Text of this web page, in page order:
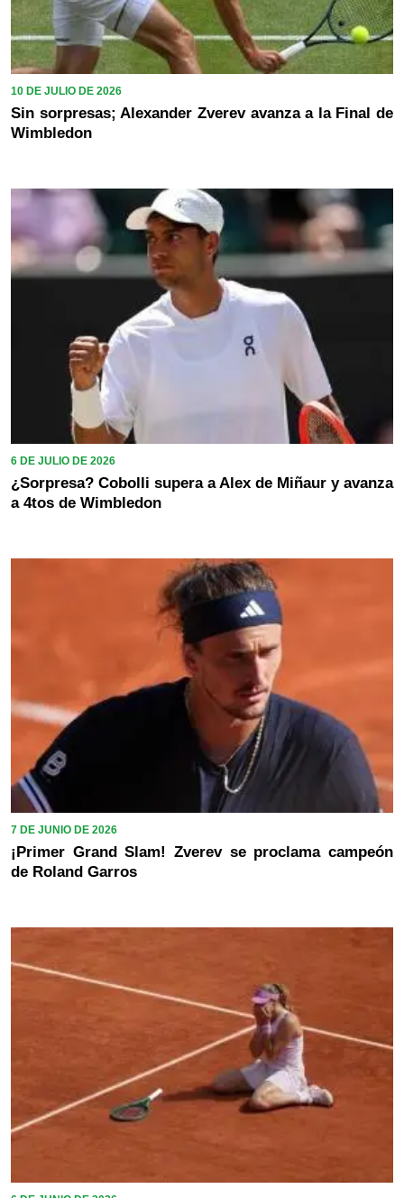
10 DE JULIO DE 2026
Sin sorpresas; Alexander Zverev avanza a la Final de
Wimbledon
6 DE JULIO DE 2026
¿Sorpresa? Cobolli supera a Alex de Miñaur y avanza
a 4tos de Wimbledon
7 DE JUNIO DE 2026
¡Primer Grand Slam! Zverev se proclama campeón
de Roland Garros